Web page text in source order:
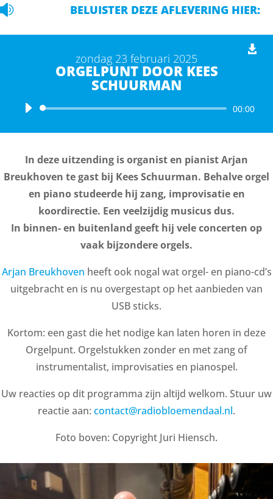
 BELUISTER DEZE AFLEVERING HIER:
zondag 23 februari 2025
ORGELPUNT DOOR KEES
SCHUURMAN
Audiospeler 00:00
In deze uitzending is organist en pianist Arjan
Breukhoven te gast bij Kees Schuurman. Behalve orgel
en piano studeerde hij zang, improvisatie en
koordirectie. Een veelzijdig musicus dus.
In binnen- en buitenland geeft hij vele concerten op
vaak bijzondere orgels.
Arjan Breukhoven heeft ook nogal wat orgel- en piano-cd’s
uitgebracht en is nu overgestapt op het aanbieden van
USB sticks.
Kortom: een gast die het nodige kan laten horen in deze
Orgelpunt. Orgelstukken zonder en met zang of
instrumentalist, improvisaties en pianospel.
Uw reacties op dit programma zijn altijd welkom. Stuur uw
reactie aan: contact@radiobloemendaal.nl.
Foto boven: Copyright Juri Hiensch.